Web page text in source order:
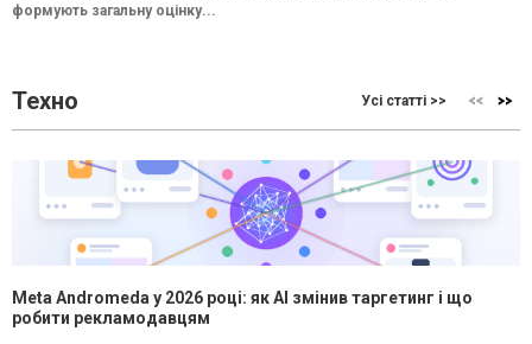
формують загальну оцінку...
Техно Усі статті >>
Meta Andromeda у 2026 році: як AI змінив таргетинг і що
робити рекламодавцям